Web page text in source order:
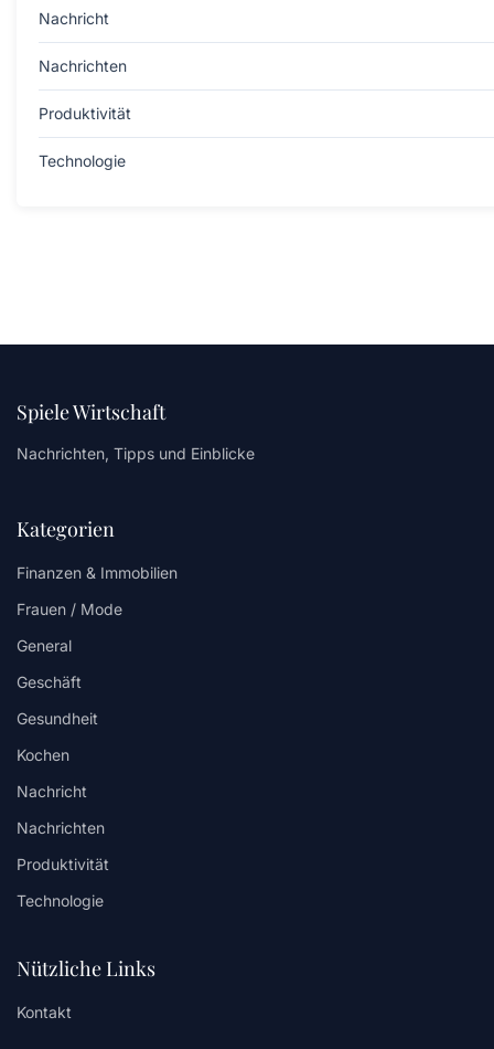
Nachricht
Nachrichten
Produktivität
Technologie
Spiele Wirtschaft
Nachrichten, Tipps und Einblicke
Kategorien
Finanzen & Immobilien
Frauen / Mode
General
Geschäft
Gesundheit
Kochen
Nachricht
Nachrichten
Produktivität
Technologie
Nützliche Links
Kontakt